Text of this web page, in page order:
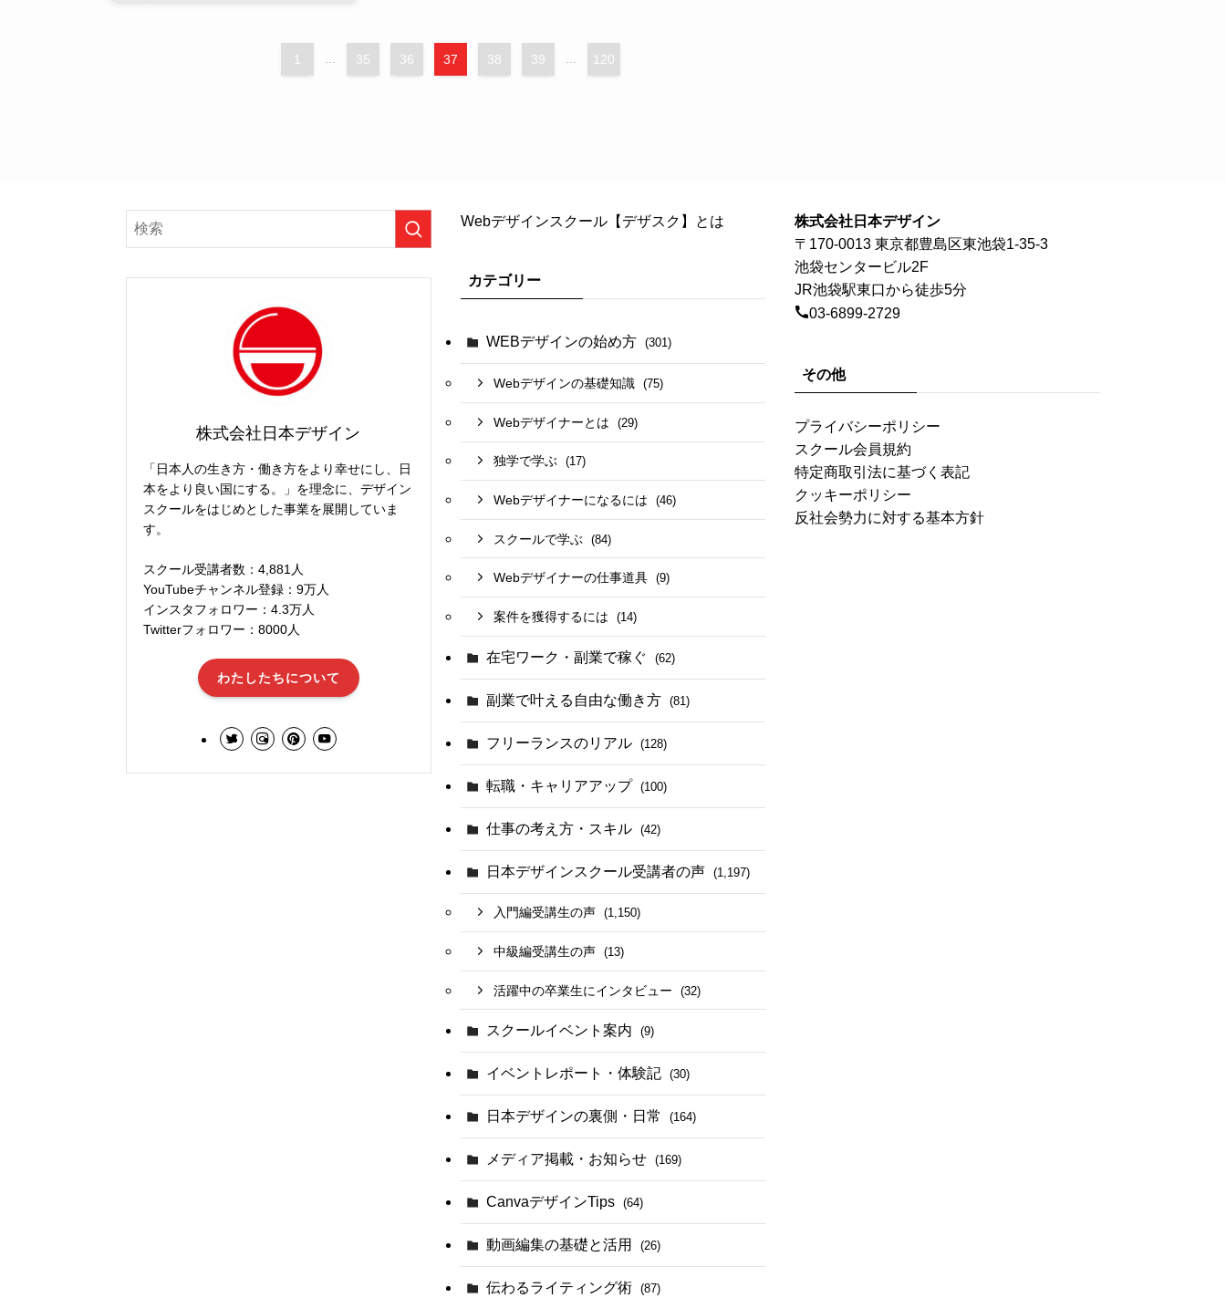
1 ... 35 36 37 38 39 ... 120
株式会社日本デザイン
「日本人の生き方・働き方をより幸せにし、日
本をより良い国にする。」を理念に、デザイン
スクールをはじめとした事業を展開していま
す。
スクール受講者数：4,881人
YouTubeチャンネル登録：9万人
インスタフォロワー：4.3万人
Twitterフォロワー：8000人
わたしたちについて
Webデザインスクール【デザスク】とは
カテゴリー
WEBデザインの始め方 (301)
Webデザインの基礎知識 (75)
Webデザイナーとは (29)
独学で学ぶ (17)
Webデザイナーになるには (46)
スクールで学ぶ (84)
Webデザイナーの仕事道具 (9)
案件を獲得するには (14)
在宅ワーク・副業で稼ぐ (62)
副業で叶える自由な働き方 (81)
フリーランスのリアル (128)
転職・キャリアアップ (100)
仕事の考え方・スキル (42)
日本デザインスクール受講者の声 (1,197)
入門編受講生の声 (1,150)
中級編受講生の声 (13)
活躍中の卒業生にインタビュー (32)
スクールイベント案内 (9)
イベントレポート・体験記 (30)
日本デザインの裏側・日常 (164)
メディア掲載・お知らせ (169)
CanvaデザインTips (64)
動画編集の基礎と活用 (26)
伝わるライティング術 (87)
株式会社日本デザイン
〒170-0013 東京都豊島区東池袋1-35-3
池袋センタービル2F
JR池袋駅東口から徒歩5分
03-6899-2729
その他
プライバシーポリシー
スクール会員規約
特定商取引法に基づく表記
クッキーポリシー
反社会勢力に対する基本方針